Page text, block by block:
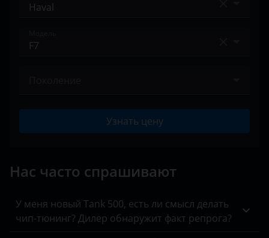
Brilliance
Cadillac
H6 Coupe
Узнать цену
Нас часто спрашивают
У меня новый Tank 500, есть ли смысл делать
чип-тюнинг? Дилер обнаружит факт репрога?